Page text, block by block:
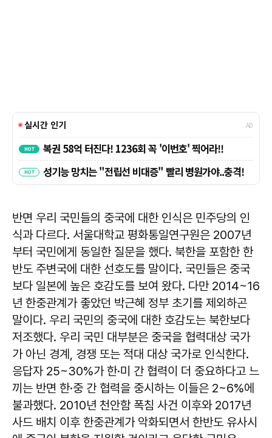
반면 우리 국민들의 중국에 대한 인식은 민주당의 인
식과 다르다. 서울대학교 평화통일연구원은 2007년
부터 국민에게 동일한 질문을 했다. 북한을 포함한 한
반도 주변국에 대한 선호도를 말이다. 국민들은 중국
보다 일본에 높은 호감도를 보여 왔다. 다만 2014~16
년 한중관계가 좋았던 박근혜 정부 초기를 제외하곤
말이다. 우리 국민의 중국에 대한 호감도는 북한보다
저조했다. 우리 국민 대부분은 중국을 협력대상 국가
가 아닌 경계, 경쟁 또는 적대 대상 국가로 인식한다.
응답자 25~30%가 한·미 간 협력이 더 중요하다고 느
끼는 반면 한·중 간 협력을 중시하는 이들은 2~6%에
불과했다. 2010년 천안함 폭침 사건 이후와 2017년
사드 배치 이후 한중관계가 악화되면서 한반도 유사시